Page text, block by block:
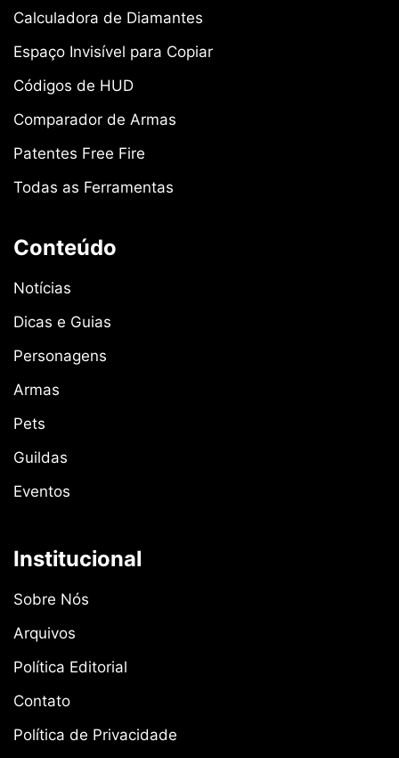
Calculadora de Diamantes
Espaço Invisível para Copiar
Códigos de HUD
Comparador de Armas
Patentes Free Fire
Todas as Ferramentas
Conteúdo
Notícias
Dicas e Guias
Personagens
Armas
Pets
Guildas
Eventos
Institucional
Sobre Nós
Arquivos
Política Editorial
Contato
Política de Privacidade